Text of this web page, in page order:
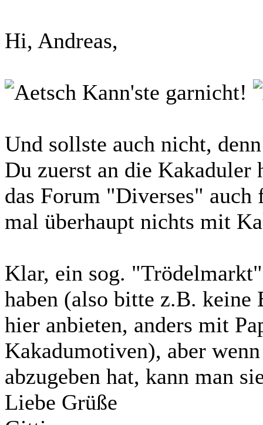
Hi, Andreas,
Kann'ste garnicht!
Und sollste auch nicht,
Du zuerst an die Kakaduler
das Forum "Diverses" auch
mal überhaupt nichts mit
Klar, ein sog.
haben (also bitte z.B. keine
hier anbieten, anders mit
Kakadumotiven), aber
abzugeben hat, kann man
Liebe Grüße